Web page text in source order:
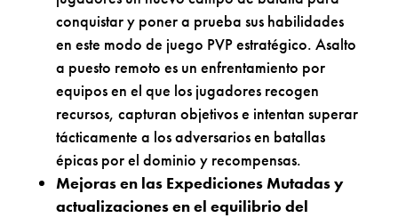
conquistar y poner a prueba sus habilidades
en este modo de juego PVP estratégico. Asalto
a puesto remoto es un enfrentamiento por
equipos en el que los jugadores recogen
recursos, capturan objetivos e intentan superar
tácticamente a los adversarios en batallas
épicas por el dominio y recompensas.
Mejoras en las Expediciones Mutadas y
actualizaciones en el equilibrio del